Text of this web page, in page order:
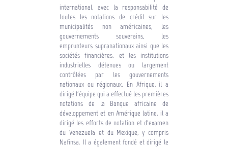
international, avec la responsabilité de
toutes les notations de crédit sur les
municipalités non américaines, les
gouvernements souverains, les
emprunteurs supranationaux ainsi que les
sociétés financières. et les institutions
industrielles détenues ou largement
contrôlées par les gouvernements
nationaux ou régionaux. En Afrique, il a
dirigé l'équipe qui a effectué les premières
notations de la Banque africaine de
développement et en Amérique latine, il a
dirigé les efforts de notation et d'examen
du Venezuela et du Mexique, y compris
Nafinsa. Il a également fondé et dirigé le